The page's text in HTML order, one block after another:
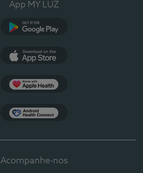
App MY LUZ
Acompanhe-nos